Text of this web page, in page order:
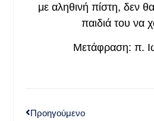
με αληθινή πίστη, δεν
παιδιά του να
Μετάφραση: π.
Προηγούμενο